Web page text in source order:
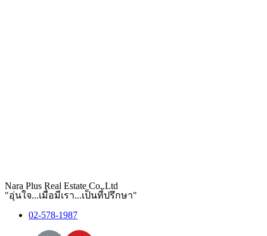
Nara Plus Real Estate Co,.Ltd
"อุ่นใจ...เมื่อมีเรา...เป็นที่ปรึกษา"
02-578-1987